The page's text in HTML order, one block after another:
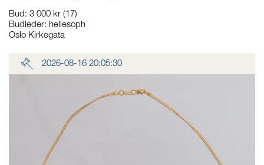
Bud: 3 000 kr (17)
Budleder: hellesoph
Oslo Kirkegata
2026-08-16 20:05:30